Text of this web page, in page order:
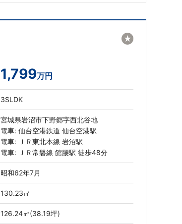
1,799万円
3SLDK
宮城県岩沼市下野郷字西北谷地
電車: 仙台空港鉄道 仙台空港駅
電車: ＪＲ東北本線 岩沼駅
電車: ＪＲ常磐線 館腰駅 徒歩48分
昭和62年7月
130.23㎡
126.24㎡(38.19坪)
★